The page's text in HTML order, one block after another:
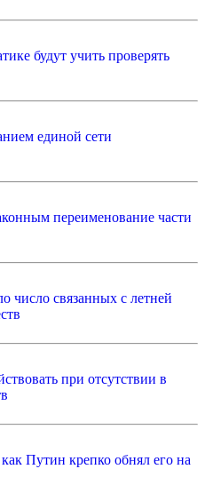
будут учить проверять
единой сети
переименование части
число связанных с летней
при отсутствии в
Путин крепко обнял его на